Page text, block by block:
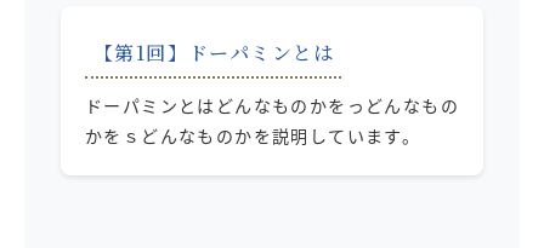
【第1回】ドーパミンとは
ドーパミンとはどんなものかをっどんなもの
かをｓどんなものかを説明しています。